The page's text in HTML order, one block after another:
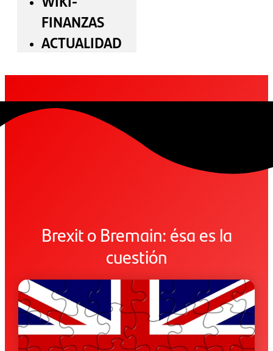
FINANZAS
ACTUALIDAD
Brexit o Bremain: ésa es la
cuestión